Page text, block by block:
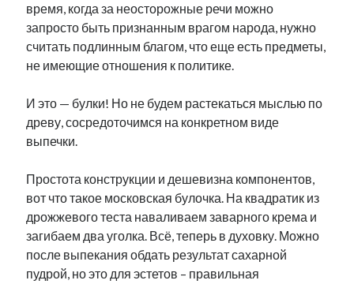
время, когда за неосторожные речи можно
запросто быть признанным врагом народа, нужно
считать подлинным благом, что еще есть предметы,
не имеющие отношения к политике.
И это — булки! Но не будем растекаться мыслью по
древу, сосредоточимся на конкретном виде
выпечки.
Простота конструкции и дешевизна компонентов,
вот что такое московская булочка. На квадратик из
дрожжевого теста наваливаем заварного крема и
загибаем два уголка. Всё, теперь в духовку. Можно
после выпекания обдать результат сахарной
пудрой, но это для эстетов – правильная